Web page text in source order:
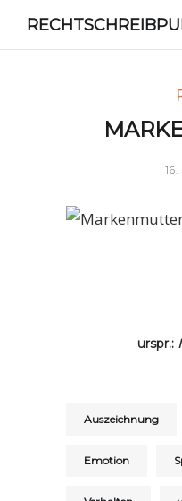
urspr.:
Auszeichnung
Emotion